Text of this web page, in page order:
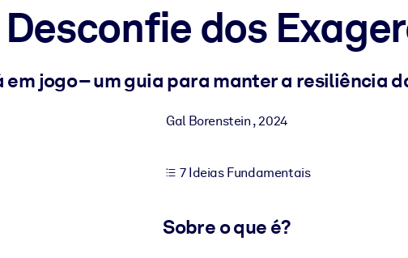
negócios confiável e pronto para uso.
e estruturado para melhorar os resultados.
Desconfie dos
jogo – um guia para manter a resiliência
Gal Borenstein ,2024
7 Ideias Fundamentais
Sobre o que é?